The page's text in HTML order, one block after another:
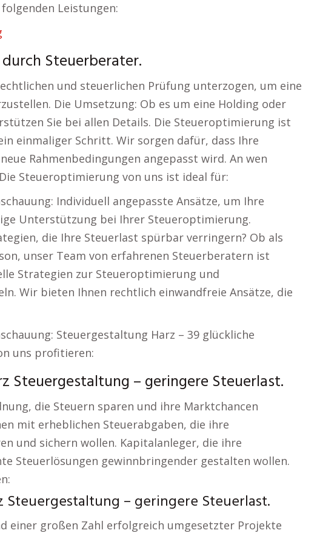
Leistungen:
Steuerberater.
und steuerlichen Prüfung unterzogen, um eine
Die Umsetzung: Ob es um eine Holding oder
Sie bei allen Details. Die Steueroptimierung ist
einmaliger Schritt. Wir sorgen dafür, dass Ihre
Rahmenbedingungen angepasst wird. An wen
Steueroptimierung von uns ist ideal für:
Individuell angepasste Ansätze, um Ihre
Unterstützung bei Ihrer Steueroptimierung.
die Ihre Steuerlast spürbar verringern? Ob als
unser Team von erfahrenen Steuerberatern ist
Strategien zur Steueroptimierung und
Wir bieten Ihnen rechtlich einwandfreie Ansätze, die
Steuergestaltung Harz – 39 glückliche
uns profitieren:
Steuergestaltung – geringere Steuerlast.
die Steuern sparen und ihre Marktchancen
mit erheblichen Steuerabgaben, die ihre
und sichern wollen. Kapitalanleger, die ihre
Steuerlösungen gewinnbringender gestalten wollen.
– geringere Steuerlast.
einer großen Zahl erfolgreich umgesetzter Projekte